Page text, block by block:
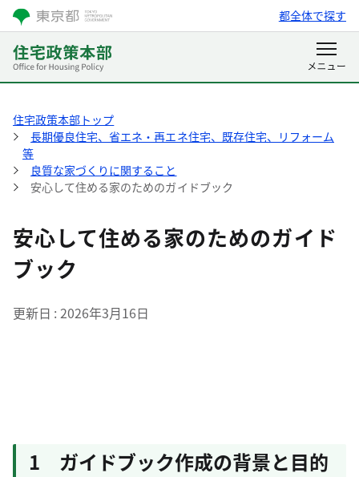
都全体で探す
住宅政策本部トップ
長期優良住宅、省エネ・再エネ住宅、既存住宅、リフォーム
等
良質な家づくりに関すること
安心して住める家のためのガイドブック
安心して住める家のためのガイド
ブック
更新日 2026年3月16日
1 ガイドブック作成の背景と目的